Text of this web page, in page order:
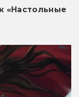
«Настольные